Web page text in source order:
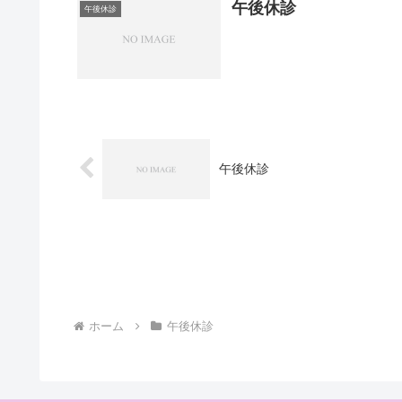
午後休診 午後休診
午後休診
ホーム 午後休診